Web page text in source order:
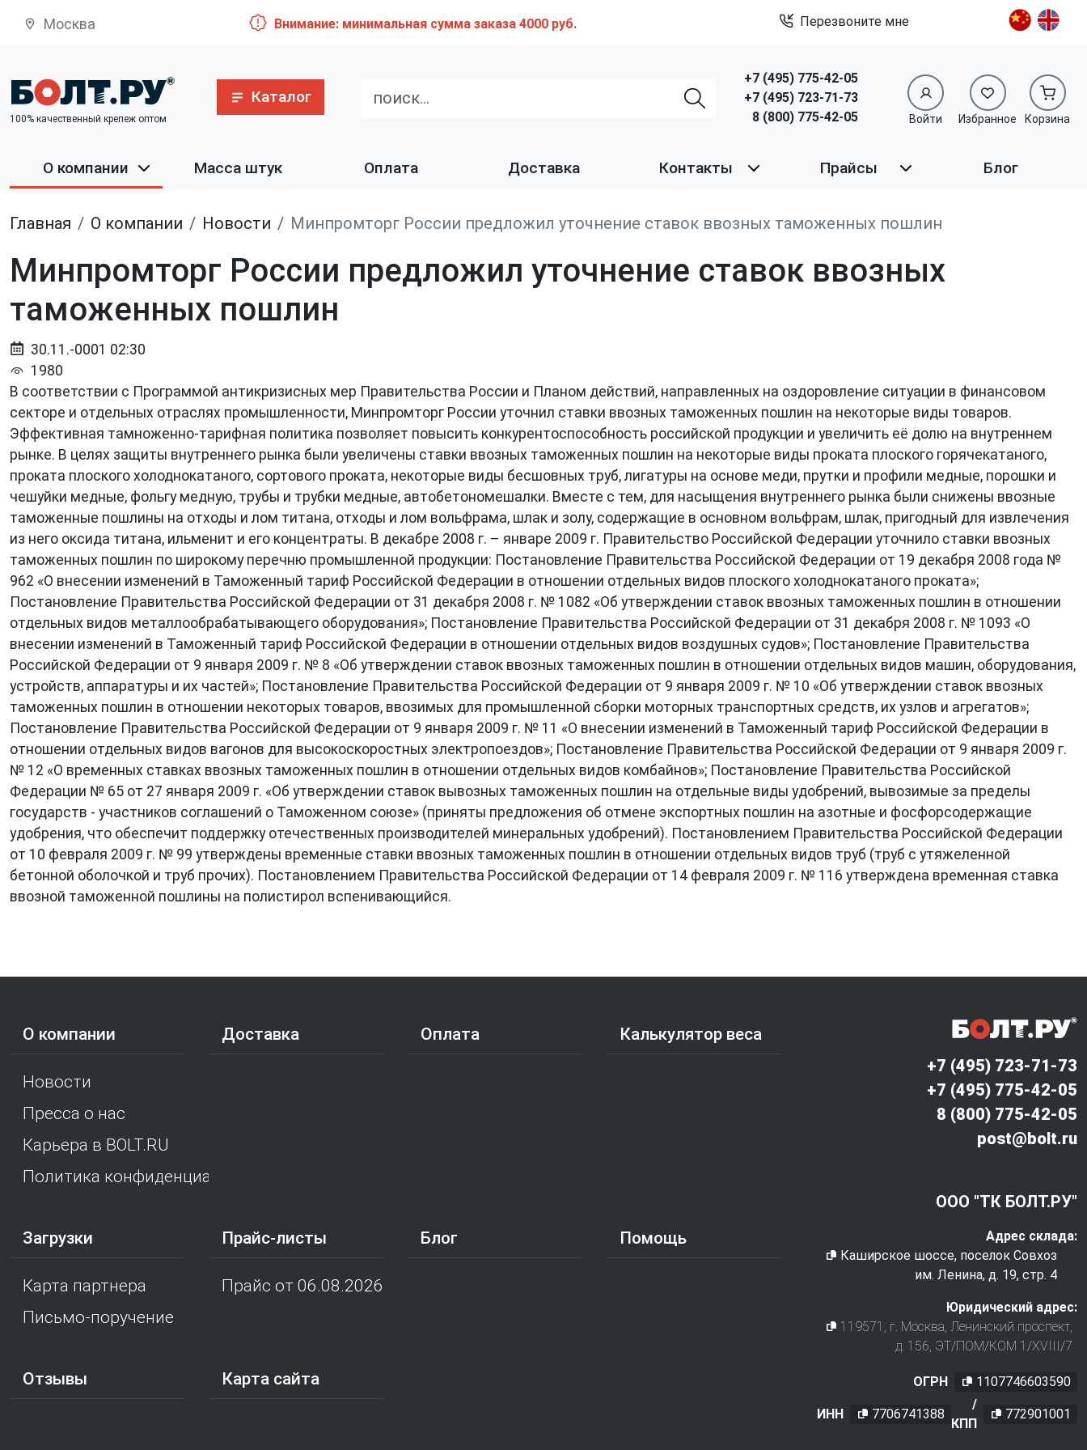
Москва Внимание: минимальная сумма заказа 4000 руб. Перезвоните мне
100% качественный крепеж оптом
Каталог
+7 (495) 775-42-05
+7 (495) 723-71-73
8 (800) 775-42-05
Войти Избранное Корзина
О компании Масса штук Оплата Доставка Контакты Прайсы Блог
Главная О компании Новости Минпромторг России предложил уточнение ставок ввозных таможенных пошлин
Минпромторг России предложил уточнение ставок ввозных
таможенных пошлин
30.11.-0001 02:30
1980
В соответствии с Программой антикризисных мер Правительства России и Планом действий, направленных на оздоровление ситуации в финансовом
секторе и отдельных отраслях промышленности, Минпромторг России уточнил ставки ввозных таможенных пошлин на некоторые виды товаров.
Эффективная тамноженно-тарифная политика позволяет повысить конкурентоспособность российской продукции и увеличить её долю на внутреннем
рынке. В целях защиты внутреннего рынка были увеличены ставки ввозных таможенных пошлин на некоторые виды проката плоского горячекатаного,
проката плоского холоднокатаного, сортового проката, некоторые виды бесшовных труб, лигатуры на основе меди, прутки и профили медные, порошки и
чешуйки медные, фольгу медную, трубы и трубки медные, автобетономешалки. Вместе с тем, для насыщения внутреннего рынка были снижены ввозные
таможенные пошлины на отходы и лом титана, отходы и лом вольфрама, шлак и золу, содержащие в основном вольфрам, шлак, пригодный для извлечения
из него оксида титана, ильменит и его концентраты. В декабре 2008 г. – январе 2009 г. Правительство Российской Федерации уточнило ставки ввозных
таможенных пошлин по широкому перечню промышленной продукции: Постановление Правительства Российской Федерации от 19 декабря 2008 года №
962 «О внесении изменений в Таможенный тариф Российской Федерации в отношении отдельных видов плоского холоднокатаного проката»;
Постановление Правительства Российской Федерации от 31 декабря 2008 г. № 1082 «Об утверждении ставок ввозных таможенных пошлин в отношении
отдельных видов металлообрабатывающего оборудования»; Постановление Правительства Российской Федерации от 31 декабря 2008 г. № 1093 «О
внесении изменений в Таможенный тариф Российской Федерации в отношении отдельных видов воздушных судов»; Постановление Правительства
Российской Федерации от 9 января 2009 г. № 8 «Об утверждении ставок ввозных таможенных пошлин в отношении отдельных видов машин, оборудования,
устройств, аппаратуры и их частей»; Постановление Правительства Российской Федерации от 9 января 2009 г. № 10 «Об утверждении ставок ввозных
таможенных пошлин в отношении некоторых товаров, ввозимых для промышленной сборки моторных транспортных средств, их узлов и агрегатов»;
Постановление Правительства Российской Федерации от 9 января 2009 г. № 11 «О внесении изменений в Таможенный тариф Российской Федерации в
отношении отдельных видов вагонов для высокоскоростных электропоездов»; Постановление Правительства Российской Федерации от 9 января 2009 г.
№ 12 «О временных ставках ввозных таможенных пошлин в отношении отдельных видов комбайнов»; Постановление Правительства Российской
Федерации № 65 от 27 января 2009 г. «Об утверждении ставок вывозных таможенных пошлин на отдельные виды удобрений, вывозимые за пределы
государств - участников соглашений о Таможенном союзе» (приняты предложения об отмене экспортных пошлин на азотные и фосфорсодержащие
удобрения, что обеспечит поддержку отечественных производителей минеральных удобрений). Постановлением Правительства Российской Федерации
от 10 февраля 2009 г. № 99 утверждены временные ставки ввозных таможенных пошлин в отношении отдельных видов труб (труб с утяжеленной
бетонной оболочкой и труб прочих). Постановлением Правительства Российской Федерации от 14 февраля 2009 г. № 116 утверждена временная ставка
ввозной таможенной пошлины на полистирол вспенивающийся.
О компании
Новости
Пресса о нас
Карьера в BOLT.RU
Политика конфиденциальности
Доставка Оплата Калькулятор веса
Загрузки
Карта партнера
Письмо-поручение
Прайс-листы
Прайс от 06.08.2026
Блог Помощь
Отзывы Карта сайта
+7 (495) 723-71-73
+7 (495) 775-42-05
8 (800) 775-42-05
post@bolt.ru
ООО "ТК БОЛТ.РУ"
Адрес склада:
Каширское шоссе, поселок Совхоз
им. Ленина, д. 19, стр. 4
Юридический адрес:
119571 , г. Москва, Ленинский проспект,
д. 156, ЭТ/ПОМ/КОМ 1/XVIII/7
ОГРН 1107746603590
ИНН 7706741388
/
КПП
772901001